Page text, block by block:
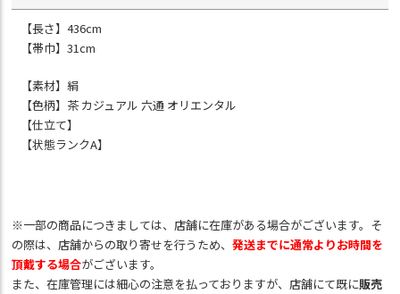
【長さ】436cm
【帯巾】31cm
【素材】絹
【色柄】茶 カジュアル 六通 オリエンタル
【仕立て】
【状態ランクA】
※一部の商品につきましては、店舗に在庫がある場合がございます。そ
の際は、店舗からの取り寄せを行うため、発送までに通常よりお時間を
頂戴する場合がございます。
また、在庫管理には細心の注意を払っておりますが、店舗にて既に販売